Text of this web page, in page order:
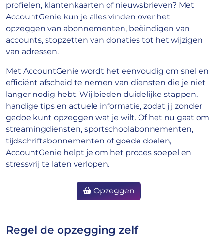
profielen, klantenkaarten of nieuwsbrieven? Met
AccountGenie kun je alles vinden over het
opzeggen van abonnementen, beëindigen van
accounts, stopzetten van donaties tot het wijzigen
van adressen.
Met AccountGenie wordt het eenvoudig om snel en
efficiënt afscheid te nemen van diensten die je niet
langer nodig hebt. Wij bieden duidelijke stappen,
handige tips en actuele informatie, zodat jij zonder
gedoe kunt opzeggen wat je wilt. Of het nu gaat om
streamingdiensten, sportschoolabonnementen,
tijdschriftabonnementen of goede doelen,
AccountGenie helpt je om het proces soepel en
stressvrij te laten verlopen.
Opzeggen
Regel de opzegging zelf